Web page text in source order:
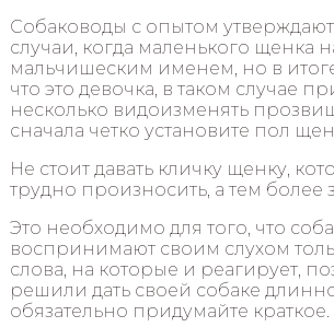
Собаководы с опытом утверждают,
случаи, когда маленького щенка
мальчишеским именем, но в
что это девочка, в таком случае
несколько видоизменять
сначала четко установите пол
Не стоит давать кличку щенку,
трудно произносить, а тем более
Это необходимо для того, что
воспринимают своим слухом
слова, на которые и реагирует,
решили дать своей собаке
обязательно придумайте краткое.